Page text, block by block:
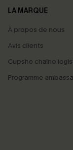
LA MARQUE
À propos de nous
Avis clients
Cupshe chaîne
Programme